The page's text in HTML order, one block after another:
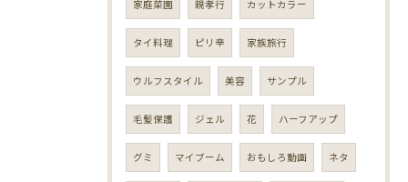
家庭菜園 親孝行 カットカラー
タイ料理 ピリ辛 家族旅行
ウルフスタイル 美容 サンプル
毛髪保護 ジェル 花 ハーフアップ
グミ マイブーム おもしろ動画 ネタ